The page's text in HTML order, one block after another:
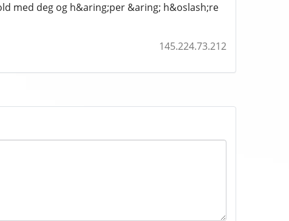
med deg og h&aring;per &aring; h&oslash;re
145.224.73.212